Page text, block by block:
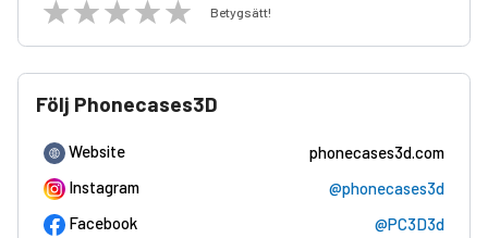
Betygsätt!
Följ Phonecases3D
Website
phonecases3d.com
Instagram
@phonecases3d
Facebook
@PC3D3d